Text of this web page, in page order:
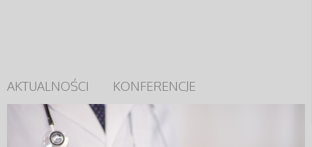
AKTUALNOŚCI KONFERENCJE